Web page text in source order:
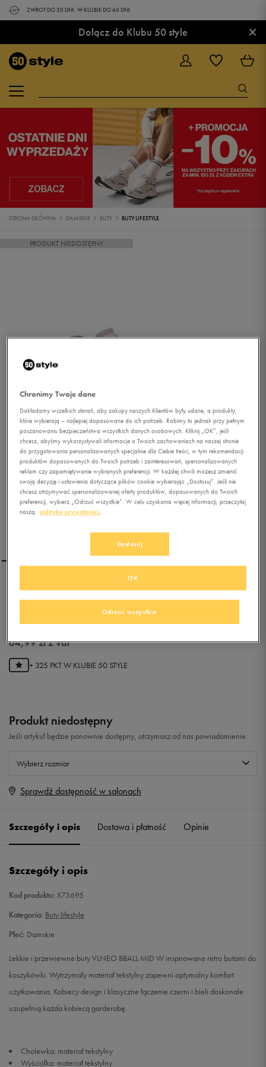
ZWROT DO 30 DNI. W KLUBIE DO 60 DNI.
Dołącz do Klubu 50 style ×
STRONA GŁÓWNA DAMSKIE BUTY BUTY LIFESTYLE
PRODUKT NIEDOSTĘPNY
ADIDAS VLNEO BBALL MID
W
64,99złz Vat
+ 325 PKT W KLUBIE 50 STYLE
Produkt niedostępny
Jeśli artykuł będzie ponownie dostępny, otrzymasz od nas powiadomienie.
Wybierz rozmiar
Rozmiary EU
36 2/3
39 1/3 24,5 cm
40 2/3 25,5 cm Powiadom o dostępności
41 1/3 26 cm
Sprawdź dostępność w salonach
Szczegóły i opis Dostawa i płatność Opinie
Szczegóły i opis
Kod produktu: X73695
Kategoria: Buty lifestyle
Płeć: Damskie
Lekkie i przewiewne buty VLNEO BBALL MID W inspirowane retro butami do
koszykówki. Wytrzymały materiał tekstylny zapewni optymalny komfort
użytkowania. Kobiecy design i klasyczne łączenie czerni i bieli doskonale
uzupełnią każda kobiecą garderobę.
Cholewka: materiał tekstylny
Wyściółka: materiał tekstylny
Chronimy Twoje dane
Dokładamy wszelkich starań, aby zakupy naszych Klientów były udane, a produkty,
które wybierają – najlepiej dopasowane do ich potrzeb. Robimy to jednak przy pełnym
poszanowaniu bezpieczeństwa wszystkich danych osobowych. Kliknij „OK”, jeśli
chcesz, abyśmy wykorzystywali informacje o Twoich zachowaniach na naszej stronie
do przygotowania personalizowanych specjalnie dla Ciebie treści, w tym rekomendacji
produktów dopasowanych do Twoich potrzeb i zainteresowań, spersonalizowanych
reklam czy zapamiętywanie wybranych preferencji. W każdej chwili możesz zmienić
swoją decyzję i ustawienia dotyczące plików cookie wybierając „Dostosuj”. Jeśli nie
chcesz otrzymywać spersonalizowanej oferty produktów, dopasowanych do Twoich
preferencji, wybierz „Odrzuć wszystkie”. W celu uzyskania więcej informacji, przeczytaj
naszą
politykę prywatności.
Dostosuj
Odrzuć wszystkie
OK